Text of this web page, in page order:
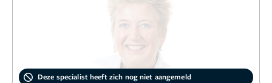
Deze specialist heeft zich nog niet aangemeld